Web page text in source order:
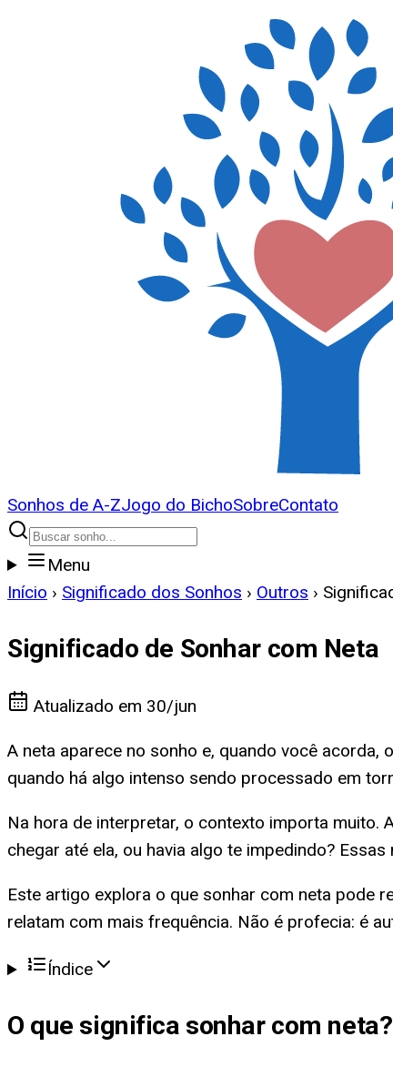
Sonhos de A-ZJogo do BichoSobreContato
Menu
Início › Significado dos Sonhos › Outros ›
Significado de Sonhar com Neta
Atualizado em 30/jun
A neta aparece no sonho e, quando você
quando há algo intenso sendo processado em
Na hora de interpretar, o contexto importa muito.
chegar até ela, ou havia algo te impedindo?
Este artigo explora o que sonhar com neta pode
relatam com mais frequência. Não é profecia: é
Índice
O que significa sonhar com neta?